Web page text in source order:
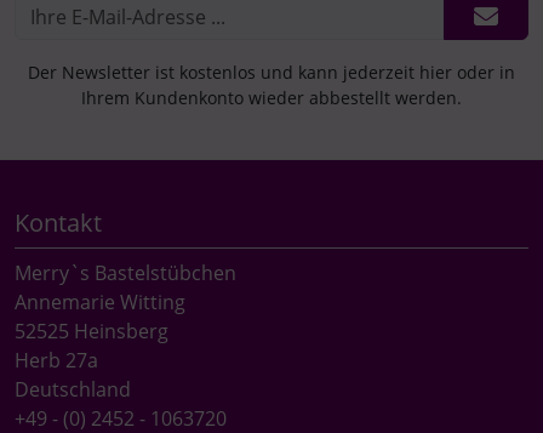
Der Newsletter ist kostenlos und kann jederzeit hier oder in
Ihrem Kundenkonto wieder abbestellt werden.
Kontakt
Merry`s Bastelstübchen
Annemarie Witting
52525 Heinsberg
Herb 27a
Deutschland
+49 - (0) 2452 - 1063720